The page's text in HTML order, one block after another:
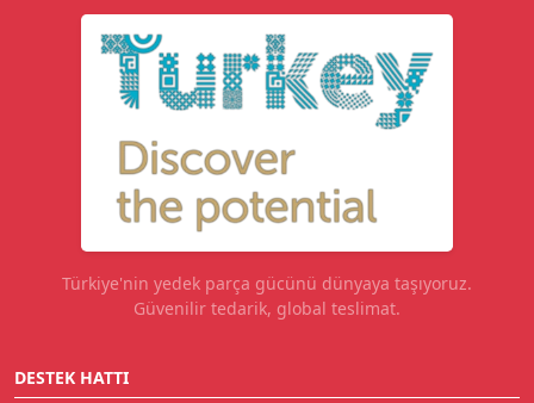
Türkiye'nin yedek parça gücünü dünyaya taşıyoruz.
Güvenilir tedarik, global teslimat.
DESTEK HATTI